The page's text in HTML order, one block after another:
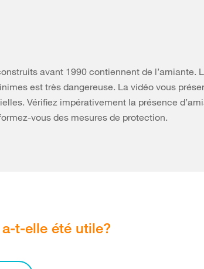
avant 1990 contiennent de l’amiante.
est très dangereuse. La vidéo vous
Vérifiez impérativement la présence
vous des mesures de protection.
t-elle été utile?